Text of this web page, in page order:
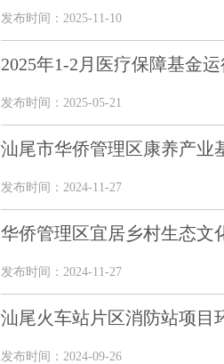
发布时间：2025-11-10
2025年1-2月医疗保障基金
发布时间：2025-05-21
汕尾市华侨管理区康养产业
发布时间：2024-11-27
华侨管理区宜居乡村生态文
发布时间：2024-11-27
汕尾火车站片区消防站项目
发布时间：2024-09-26